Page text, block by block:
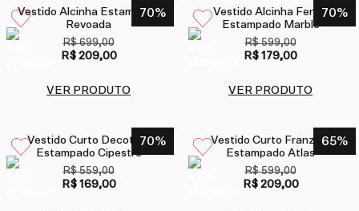
70%
Vestido Alcinha Estampado
Revoada
R$ 699,00
R$ 209,00
VER PRODUTO
70%
Vestido Alcinha Fenda
Estampado Marble
R$ 599,00
R$ 179,00
VER PRODUTO
70%
Vestido Curto Decote V
Estampado Cipestre
R$ 559,00
R$ 169,00
65%
Vestido Curto Franzido
Estampado Atlas
R$ 599,00
R$ 209,00